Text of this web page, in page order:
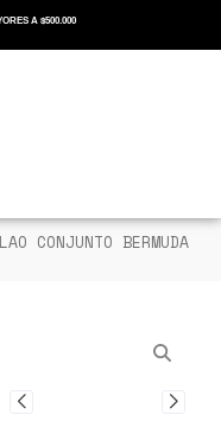
A $500.000
CONJUNTO BERMUDA